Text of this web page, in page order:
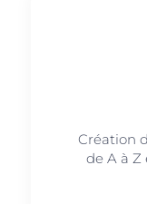
Création
de A à